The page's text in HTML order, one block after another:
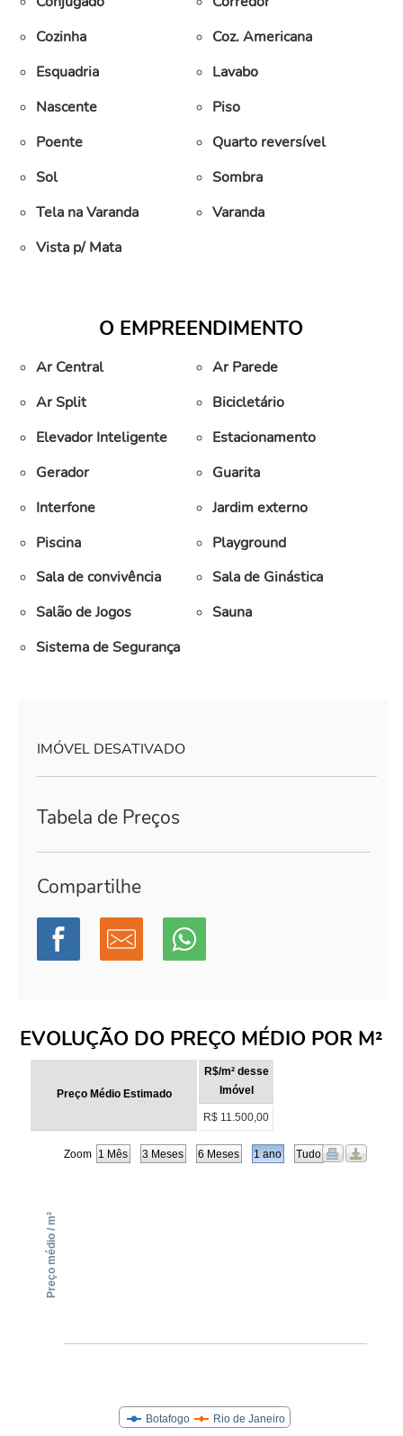
Cozinha
Coz. Americana
Esquadria
Lavabo
Nascente
Piso
Poente
Quarto reversível
Sol
Sombra
Tela na Varanda
Varanda
Vista p/ Mata
O EMPREENDIMENTO
Ar Central
Ar Parede
Ar Split
Bicicletário
Elevador Inteligente
Estacionamento
Gerador
Guarita
Interfone
Jardim externo
Piscina
Playground
Sala de convivência
Sala de Ginástica
Salão de Jogos
Sauna
Sistema de Segurança
IMÓVEL DESATIVADO
Tabela de Preços
Compartilhe
EVOLUÇÃO DO PREÇO MÉDIO POR M²